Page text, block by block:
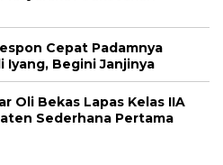
Cepat Padamnya
Iyang, Begini Janjinya
Oli Bekas Lapas Kelas IIA
Sederhana Pertama